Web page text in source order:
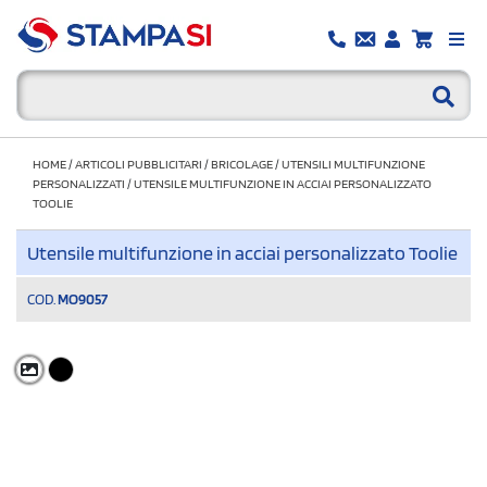
HOME/ARTICOLI PUBBLICITARI /BRICOLAGE/UTENSILI MULTIFUNZIONE
PERSONALIZZATI /UTENSILE MULTIFUNZIONE IN ACCIAI PERSONALIZZATO
TOOLIE
Utensile multifunzione in acciai personalizzato Toolie
COD. MO9057